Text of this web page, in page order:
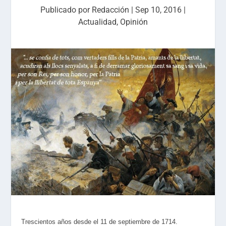
Publicado por Redacción | Sep 10, 2016 |
Actualidad, Opinión
Trescientos años desde el 11 de septiembre de 1714.